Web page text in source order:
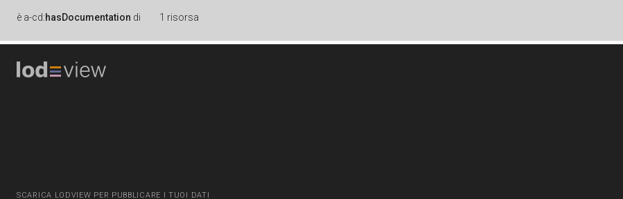
è a-cd:hasDocumentation di 1 risorsa
SCARICA LODVIEW PER PUBBLICARE I TUOI DATI